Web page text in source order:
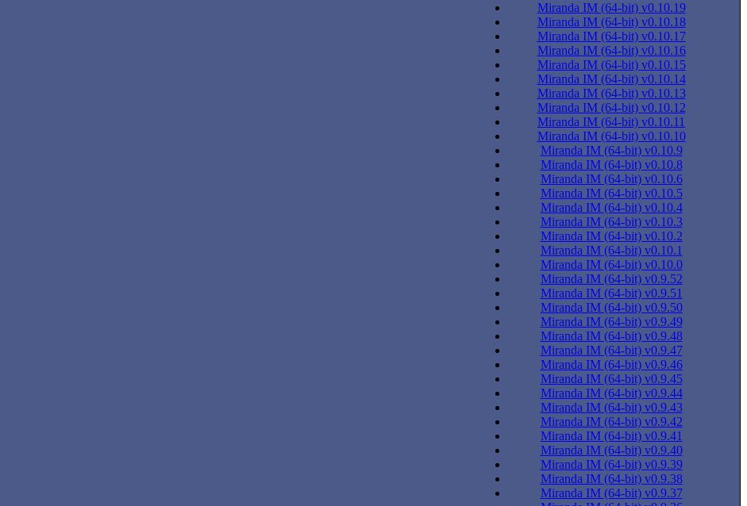
Miranda IM (64-bit) v0.10.19
Miranda IM (64-bit) v0.10.18
Miranda IM (64-bit) v0.10.17
Miranda IM (64-bit) v0.10.16
Miranda IM (64-bit) v0.10.15
Miranda IM (64-bit) v0.10.14
Miranda IM (64-bit) v0.10.13
Miranda IM (64-bit) v0.10.12
Miranda IM (64-bit) v0.10.11
Miranda IM (64-bit) v0.10.10
Miranda IM (64-bit) v0.10.9
Miranda IM (64-bit) v0.10.8
Miranda IM (64-bit) v0.10.6
Miranda IM (64-bit) v0.10.5
Miranda IM (64-bit) v0.10.4
Miranda IM (64-bit) v0.10.3
Miranda IM (64-bit) v0.10.2
Miranda IM (64-bit) v0.10.1
Miranda IM (64-bit) v0.10.0
Miranda IM (64-bit) v0.9.52
Miranda IM (64-bit) v0.9.51
Miranda IM (64-bit) v0.9.50
Miranda IM (64-bit) v0.9.49
Miranda IM (64-bit) v0.9.48
Miranda IM (64-bit) v0.9.47
Miranda IM (64-bit) v0.9.46
Miranda IM (64-bit) v0.9.45
Miranda IM (64-bit) v0.9.44
Miranda IM (64-bit) v0.9.43
Miranda IM (64-bit) v0.9.42
Miranda IM (64-bit) v0.9.41
Miranda IM (64-bit) v0.9.40
Miranda IM (64-bit) v0.9.39
Miranda IM (64-bit) v0.9.38
Miranda IM (64-bit) v0.9.37